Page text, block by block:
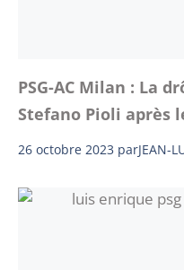
PSG-AC Milan : La
Stefano Pioli après
26 octobre 2023 parJEAN-